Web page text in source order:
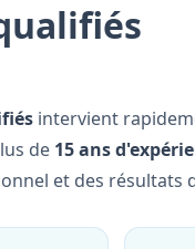
intervient
de 15 ans
et des résultats